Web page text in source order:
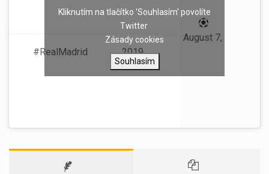
#RealMadrid
— Real Madrid C.F.
(@realmadrid) August 7,
2019
Kliknutím na tlačítko 'Souhlasím' povolíte
Twitter
Zásady cookies
Souhlasím